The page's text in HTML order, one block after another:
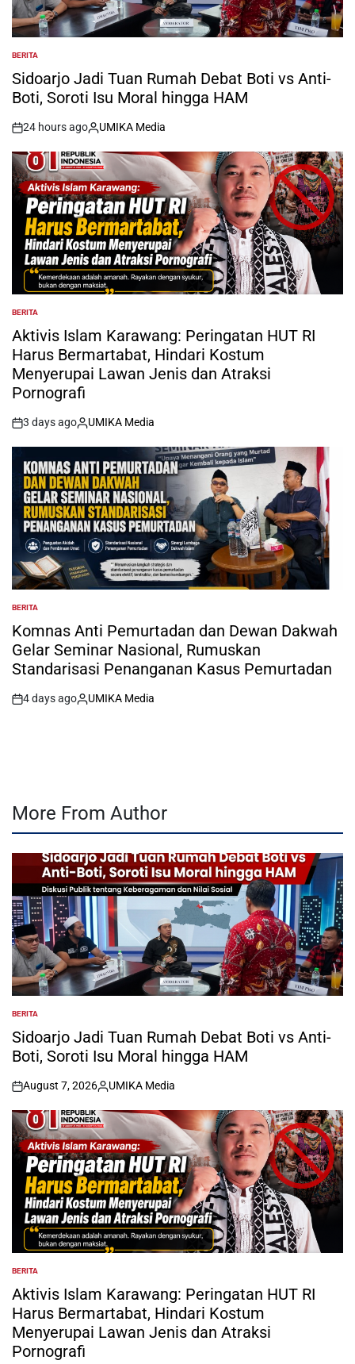
POSTED
IN
BERITA
Sidoarjo Jadi Tuan Rumah Debat Boti vs Anti-
Boti, Soroti Isu Moral hingga HAM
on
24 hours ago
Posted
by
UMIKA Media
POSTED
IN
BERITA
Aktivis Islam Karawang: Peringatan HUT RI
Harus Bermartabat, Hindari Kostum
Menyerupai Lawan Jenis dan Atraksi
Pornografi
on
3 days ago
Posted
by
UMIKA Media
POSTED
IN
BERITA
Komnas Anti Pemurtadan dan Dewan Dakwah
Gelar Seminar Nasional, Rumuskan
Standarisasi Penanganan Kasus Pemurtadan
on
4 days ago
Posted
UMIKA Media
More From Author
POSTED
IN
BERITA
Sidoarjo Jadi Tuan Rumah Debat Boti vs Anti-
Boti, Soroti Isu Moral hingga HAM
on
August 7, 2026
Posted
by
UMIKA Media
POSTED
IN
BERITA
Aktivis Islam Karawang: Peringatan HUT RI
Harus Bermartabat, Hindari Kostum
Menyerupai Lawan Jenis dan Atraksi
Pornografi